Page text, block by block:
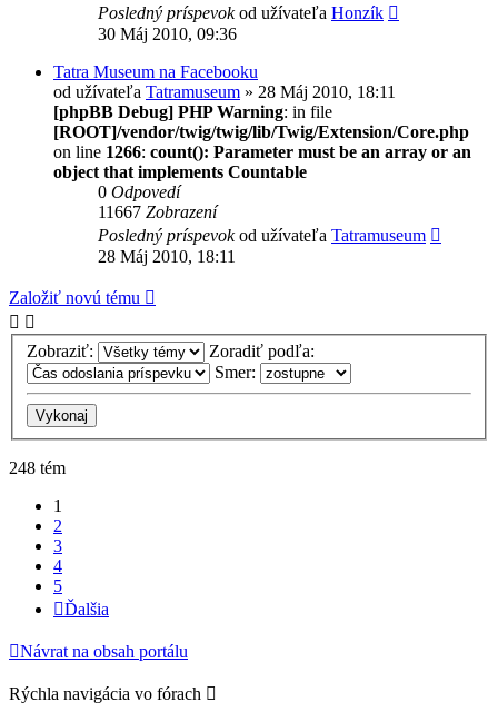
Posledný príspevokod užívateľa Honzík
30 Máj 2010, 09:36
Tatra Museum na Facebooku
od užívateľa Tatramuseum » 28 Máj 2010, 18:11
[phpBB Debug] PHP Warning: in file
[ROOT]/vendor/twig/twig/lib/Twig/Extension/Core.php
on line 1266: count(): Parameter must be an array or an
object that implements Countable
0 Odpovedí
11667 Zobrazení
Posledný príspevokod užívateľa Tatramuseum
28 Máj 2010, 18:11
Založiť novú tému
Zobraziť:
Zoradiť podľa:
Smer:
248 tém
1
2
3
4
5
Ďalšia
Návrat na obsah portálu
Rýchla navigácia vo fórach